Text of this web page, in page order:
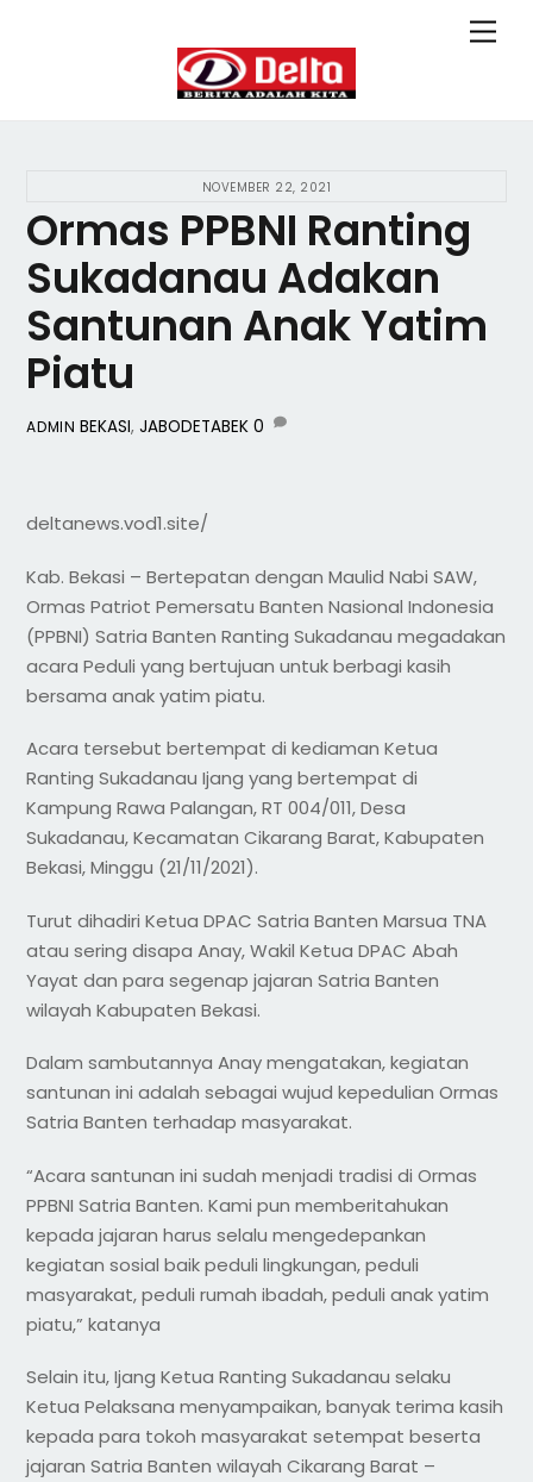
NOVEMBER 22, 2021
Ormas PPBNI Ranting
Sukadanau Adakan
Santunan Anak Yatim
Piatu
ADMIN BEKASI,JABODETABEK 0
deltanews.vod1.site/
Kab. Bekasi – Bertepatan dengan Maulid Nabi SAW,
Ormas Patriot Pemersatu Banten Nasional Indonesia
(PPBNI) Satria Banten Ranting Sukadanau megadakan
acara Peduli yang bertujuan untuk berbagi kasih
bersama anak yatim piatu.
Acara tersebut bertempat di kediaman Ketua
Ranting Sukadanau Ijang yang bertempat di
Kampung Rawa Palangan, RT 004/011, Desa
Sukadanau, Kecamatan Cikarang Barat, Kabupaten
Bekasi, Minggu (21/11/2021).
Turut dihadiri Ketua DPAC Satria Banten Marsua TNA
atau sering disapa Anay, Wakil Ketua DPAC Abah
Yayat dan para segenap jajaran Satria Banten
wilayah Kabupaten Bekasi.
Dalam sambutannya Anay mengatakan, kegiatan
santunan ini adalah sebagai wujud kepedulian Ormas
Satria Banten terhadap masyarakat.
“Acara santunan ini sudah menjadi tradisi di Ormas
PPBNI Satria Banten. Kami pun memberitahukan
kepada jajaran harus selalu mengedepankan
kegiatan sosial baik peduli lingkungan, peduli
masyarakat, peduli rumah ibadah, peduli anak yatim
piatu,” katanya
Selain itu, Ijang Ketua Ranting Sukadanau selaku
Ketua Pelaksana menyampaikan, banyak terima kasih
kepada para tokoh masyarakat setempat beserta
jajaran Satria Banten wilayah Cikarang Barat –
To
Top